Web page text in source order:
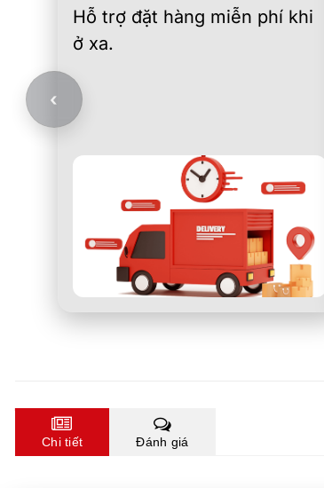
‹
Hỗ trợ đặt hàng miễn phí khi
ở xa.
Chi tiết Đánh giá